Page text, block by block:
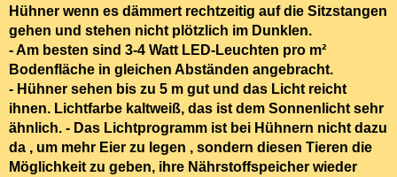
Hühner wenn es dämmert rechtzeitig auf die Sitzstangen
gehen und stehen nicht plötzlich im Dunklen.
- Am besten sind 3-4 Watt LED-Leuchten pro m²
Bodenfläche in gleichen Abständen angebracht.
- Hühner sehen bis zu 5 m gut und das Licht reicht
ihnen. Lichtfarbe kaltweiß, das ist dem Sonnenlicht sehr
ähnlich. - Das Lichtprogramm ist bei Hühnern nicht dazu
da , um mehr Eier zu legen , sondern diesen Tieren die
Möglichkeit zu geben, ihre Nährstoffspeicher wieder